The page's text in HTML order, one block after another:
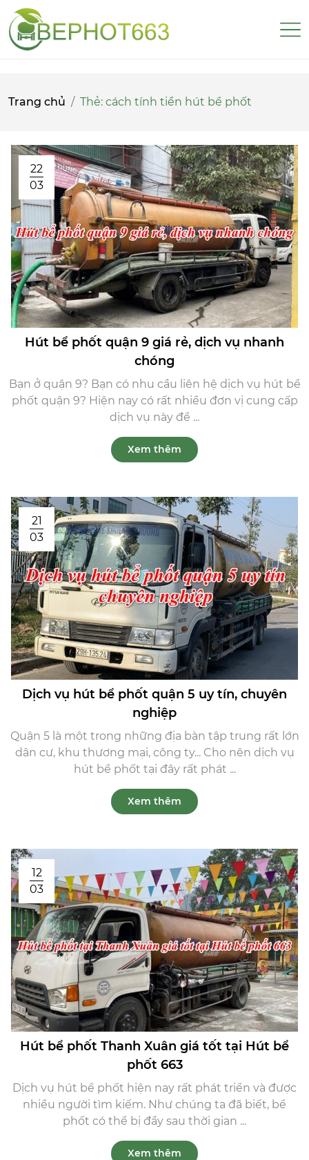
Trang chủ Thẻ: cách tính tiền hút bể phốt
22
03
Hút bể phốt quận 9 giá rẻ, dịch vụ nhanh
chóng
Bạn ở quận 9? Bạn có nhu cầu liên hệ dịch vụ hút bể
phốt quận 9? Hiện nay có rất nhiều đơn vị cung cấp
dịch vụ này để ...
Xem thêm
21
03
Dịch vụ hút bể phốt quận 5 uy tín, chuyên
nghiệp
Quận 5 là một trong những địa bàn tập trung rất lớn
dân cư, khu thương mại, công ty... Cho nên dịch vụ
hút bể phốt tại đây rất phát ...
Xem thêm
12
03
Hút bể phốt Thanh Xuân giá tốt tại Hút bể
phốt 663
Dịch vụ hút bể phốt hiện nay rất phát triển và được
nhiều người tìm kiếm. Như chúng ta đã biết, bể
phốt có thể bị đầy sau thời gian ...
Xem thêm